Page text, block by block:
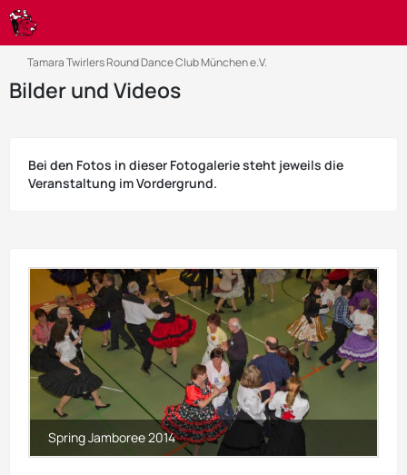
Tamara Twirlers Round Dance Club München e.V.
Bilder und Videos
Bei den Fotos in dieser Fotogalerie steht jeweils die
Veranstaltung im Vordergrund.